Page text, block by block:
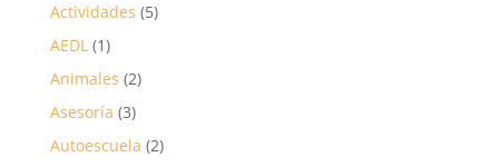
Actividades (5)
AEDL(1)
Animales (2)
Asesoría (3)
Autoescuela (2)